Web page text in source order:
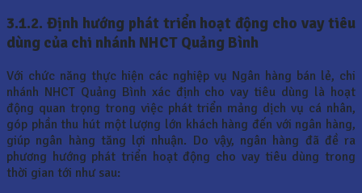
3.1.2. Định hướng phát triển hoạt động cho vay tiêu
dùng của chi nhánh NHCT Quảng Bình
Với chức năng thực hiện các nghiệp vụ Ngân hàng bán lẻ, chi
nhánh NHCT Quảng Bình xác định cho vay tiêu dùng là hoạt
động quan trọng trong việc phát triển mảng dịch vụ cá nhân,
góp phần thu hút một lượng lớn khách hàng đến với ngân hàng,
giúp ngân hàng tăng lợi nhuận. Do vậy, ngân hàng đã đề ra
phương hướng phát triển hoạt động cho vay tiêu dùng trong
thời gian tới như sau: